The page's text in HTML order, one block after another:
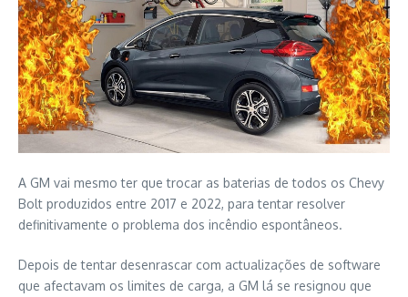
A GM vai mesmo ter que trocar as baterias de todos os Chevy
Bolt produzidos entre 2017 e 2022, para tentar resolver
definitivamente o problema dos incêndio espontâneos.
Depois de tentar desenrascar com actualizações de software
que afectavam os limites de carga, a GM lá se resignou que